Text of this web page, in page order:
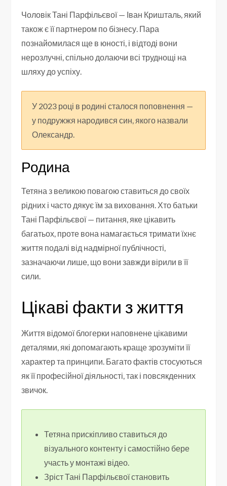
Чоловік Тані Парфільєвої — Іван Кришталь, який
також є її партнером по бізнесу. Пара
познайомилася ще в юності, і відтоді вони
нерозлучні, спільно долаючи всі труднощі на
шляху до успіху.
У 2023 році в родині сталося поповнення —
у подружжя народився син, якого назвали
Олександр.
Родина
Тетяна з великою повагою ставиться до своїх
рідних і часто дякує їм за виховання. Хто батьки
Тані Парфільєвої — питання, яке цікавить
багатьох, проте вона намагається тримати їхнє
життя подалі від надмірної публічності,
зазначаючи лише, що вони завжди вірили в її
сили.
Цікаві факти з життя
Життя відомої блогерки наповнене цікавими
деталями, які допомагають краще зрозуміти її
характер та принципи. Багато фактів стосуються
як її професійної діяльності, так і повсякденних
звичок.
Тетяна прискіпливо ставиться до
візуального контенту і самостійно бере
участь у монтажі відео.
Зріст Тані Парфільєвої становить